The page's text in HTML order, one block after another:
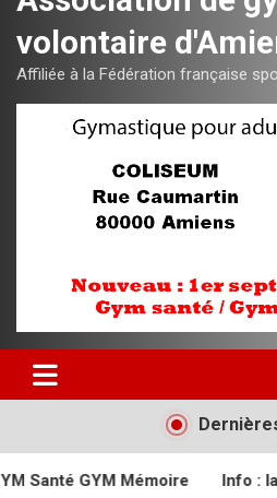
volontaire
Affiliée à la Fédération française
Mémoire Info : la FFEPGV